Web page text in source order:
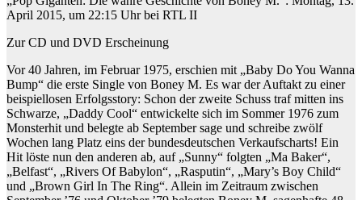
April 2015, um 22:15 Uhr bei RTL II
Zur CD und DVD Erscheinung
Vor 40 Jahren, im Februar 1975, erschien mit „Baby Do You Wanna
Bump“ die erste Single von Boney M. Es war der Auftakt zu einer
beispiellosen Erfolgsstory: Schon der zweite Schuss traf mitten ins
Schwarze, „Daddy Cool“ entwickelte sich im Sommer 1976 zum
Monsterhit und belegte ab September sage und schreibe zwölf
Wochen lang Platz eins der bundesdeutschen Verkaufscharts! Ein
Hit löste nun den anderen ab, auf „Sunny“ folgten „Ma Baker“,
„Belfast“, „Rivers Of Babylon“, „Rasputin“, „Mary’s Boy Child“
und „Brown Girl In The Ring“. Allein im Zeitraum zwischen